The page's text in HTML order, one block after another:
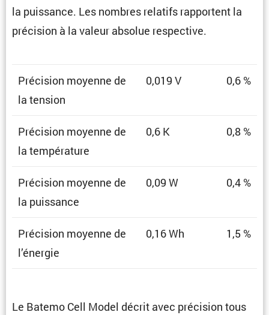
la puissance. Les nombres relatifs rapportent la
préci­sion à la valeur absolue respective.
Préci­sion moyenne de
la tension
0,019 V 0,6 %
Préci­sion moyenne de
la température
0,6 K 0,8 %
Préci­sion moyenne de
la puissance
0,09 W 0,4 %
Préci­sion moyenne de
l’énergie
0,16 Wh 1,5 %
Le Batemo Cell Model décrit avec préci­sion tous